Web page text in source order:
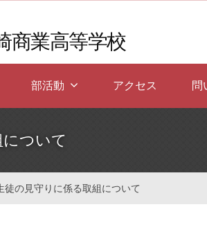
商業高等学校
部活動 アクセス 問
ついて
徒の見守りに係る取組について